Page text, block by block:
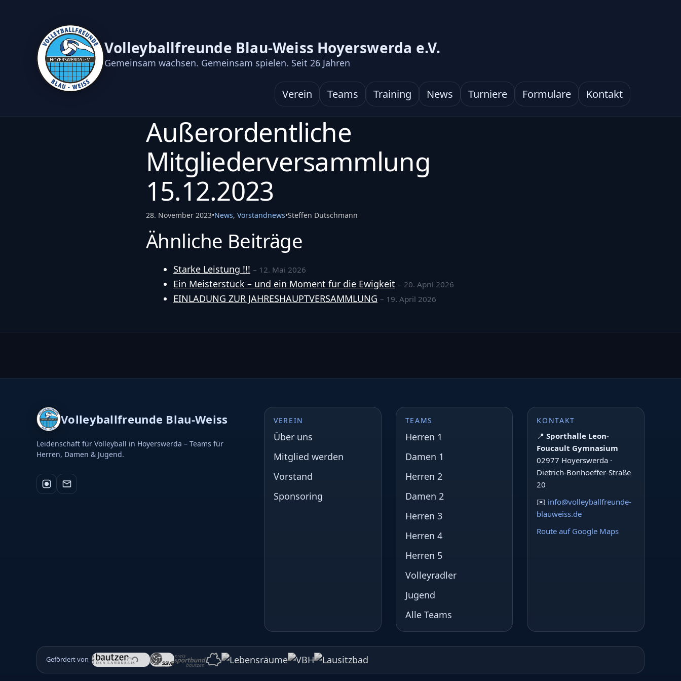
Volleyballfreunde Blau-Weiss Hoyerswerda e.V.
Gemeinsam wachsen. Gemeinsam spielen. Seit 26 Jahren
Verein Teams Training News Turniere Formulare Kontakt
Außerordentliche
Mitgliederversammlung
15.12.2023
28. November 2023•News, Vorstandnews•Steffen Dutschmann
Ähnliche Beiträge
Starke Leistung !!! – 12. Mai 2026
Ein Meisterstück – und ein Moment für die Ewigkeit – 20. April 2026
EINLADUNG ZUR JAHRESHAUPTVERSAMMLUNG – 19. April 2026
Volleyballfreunde Blau-Weiss
Leidenschaft für Volleyball in Hoyerswerda – Teams für
Herren, Damen & Jugend.
VEREIN
Über uns
Mitglied werden
Vorstand
Sponsoring
TEAMS
Herren 1
Damen 1
Herren 2
Damen 2
Herren 3
Herren 4
Herren 5
Volleyradler
Jugend
Alle Teams
KONTAKT
📍Sporthalle Leon-
Foucault Gymnasium
02977 Hoyerswerda ·
Dietrich-Bonhoeffer-Straße
20
✉️ info@volleyballfreunde-
blauweiss.de
Route auf Google Maps
Gefördert von